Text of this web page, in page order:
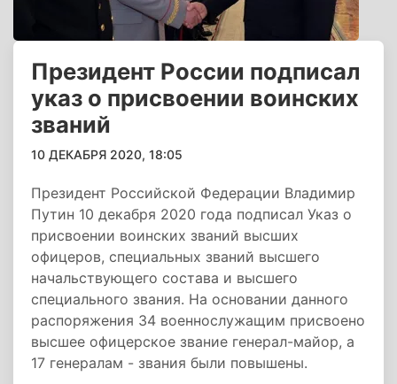
Президент России подписал
указ о присвоении воинских
званий
10 ДЕКАБРЯ 2020, 18:05
Президент Российской Федерации Владимир
Путин 10 декабря 2020 года подписал Указ о
присвоении воинских званий высших
офицеров, специальных званий высшего
начальствующего состава и высшего
специального звания. На основании данного
распоряжения 34 военнослужащим присвоено
высшее офицерское звание генерал-майор, а
17 генералам - звания были повышены.